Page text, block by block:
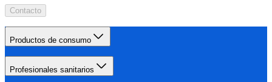
Contacto
Productos de consumo
Profesionales sanitarios